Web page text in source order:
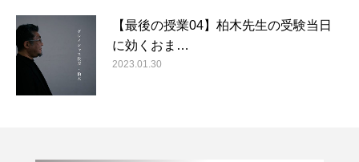
【最後の授業04】柏木先生の受験当日
に効くおま…
2023.01.30